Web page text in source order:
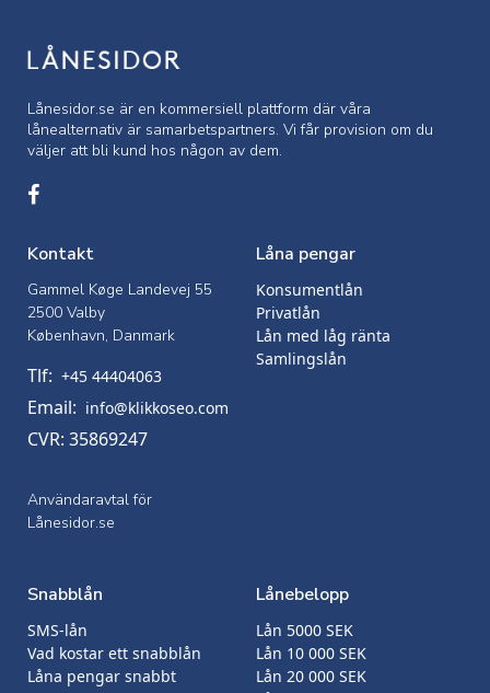
Lånesidor.se är en kommersiell plattform där våra
lånealternativ är samarbetspartners. Vi får provision om du
väljer att bli kund hos någon av dem.
Kontakt
Gammel Køge Landevej 55
2500 Valby
København, Danmark
Tlf: +45 44404063
Email: info@klikkoseo.com
CVR: 35869247
Användaravtal för
Lånesidor.se
Låna pengar
Konsumentlån
Privatlån
Lån med låg ränta
Samlingslån
Snabblån
SMS-lån
Vad kostar ett snabblån
Låna pengar snabbt
Lånebelopp
Lån 5000 SEK
Lån 10 000 SEK
Lån 20 000 SEK